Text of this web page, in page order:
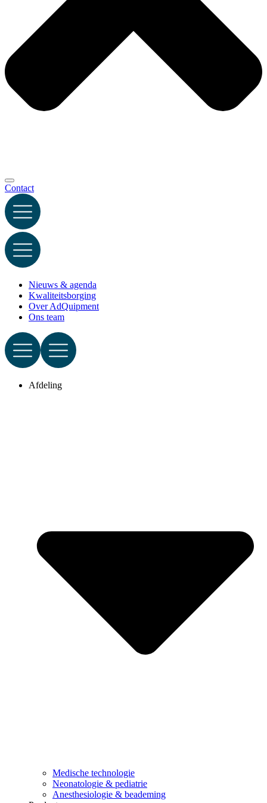
Contact
Nieuws & agenda
Kwaliteitsborging
Over AdQuipment
Ons team
Afdeling
Medische technologie
Neonatologie & pediatrie
Anesthesiologie & beademing